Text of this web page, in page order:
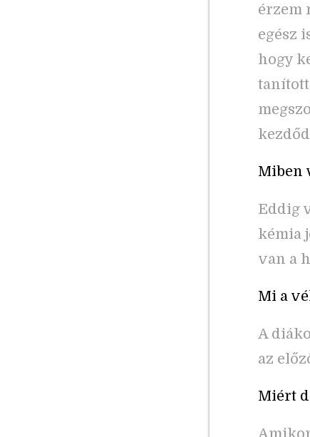
érzem
egész
hogy
Miben
Eddig
kémia
van a
Mi a
A
az
Miért